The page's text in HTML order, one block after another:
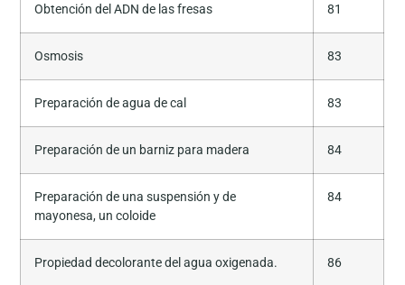
Obtención del ADN de las fresas 81
Osmosis 83
Preparación de agua de cal 83
Preparación de un barniz para madera 84
Preparación de una suspensión y de
mayonesa, un coloide
84
Propiedad decolorante del agua oxigenada. 86